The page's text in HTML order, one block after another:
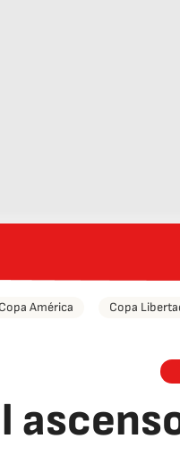
Copa América Copa